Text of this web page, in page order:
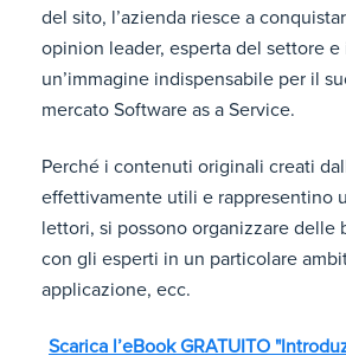
del sito, l’azienda riesce a
opinion leader, esperta del settore
un’immagine indispensabile per il
mercato Software as a Service.
Perché i contenuti originali creati
effettivamente utili e rappresentino
lettori, si possono organizzare delle
con gli esperti in un particolare
applicazione, ecc.
Scarica l’eBook GRATUITO